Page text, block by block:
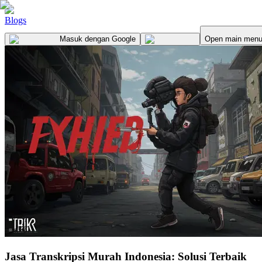
Blogs
Masuk dengan Google Open main menu
Jasa Transkripsi Murah Indonesia: Solusi Terbaik